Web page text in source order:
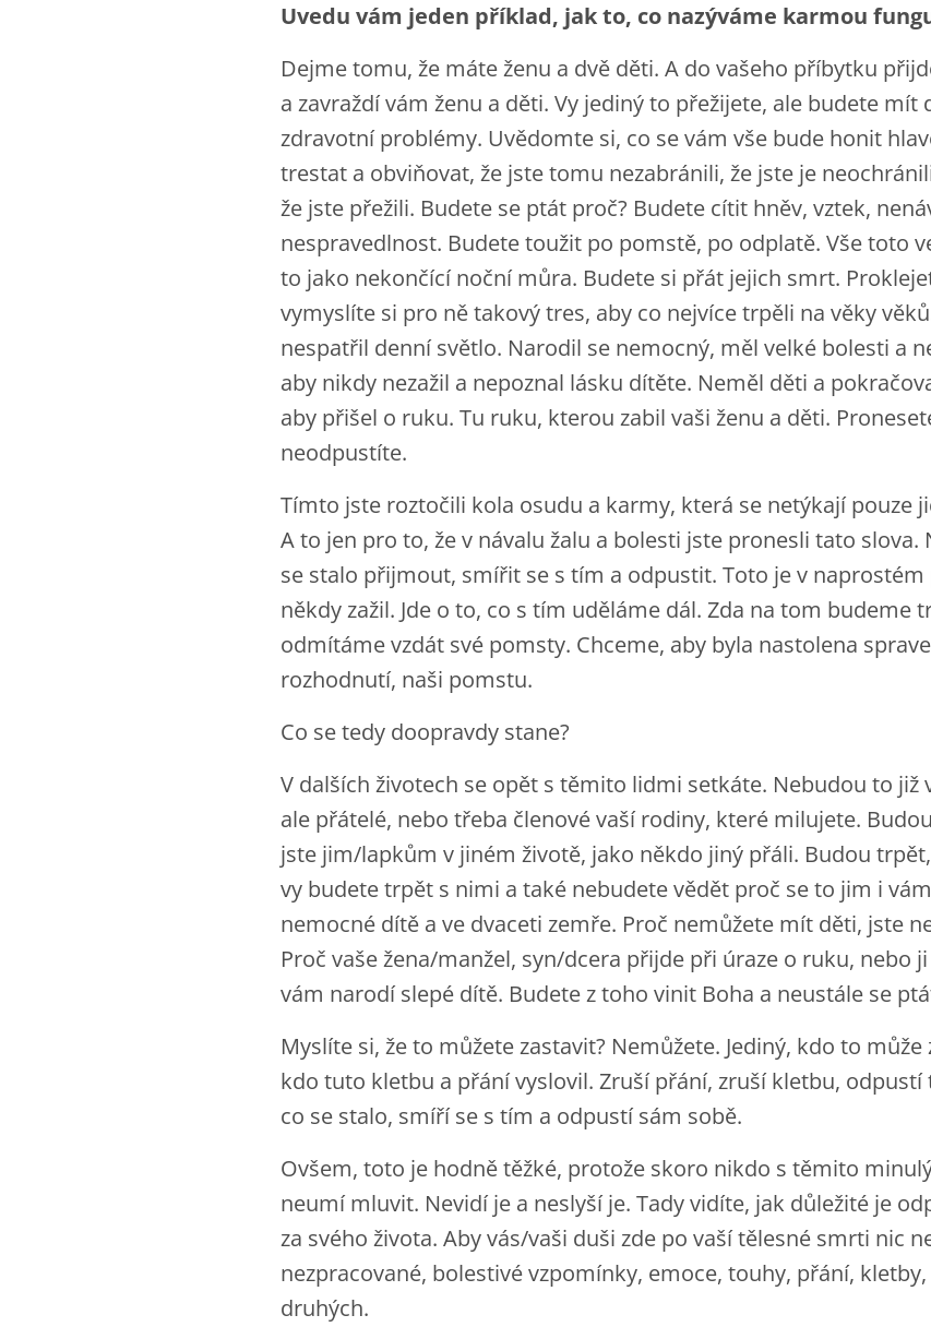
Uvedu vám jeden příklad, jak to, co nazýváme karmou
Dejme tomu, že máte ženu a dvě děti. A do vašeho příbytku
a zavraždí vám ženu a děti. Vy jediný to přežijete, ale budete mít
zdravotní problémy. Uvědomte si, co se vám vše bude honit
trestat a obviňovat, že jste tomu nezabránili, že jste je
že jste přežili. Budete se ptát proč? Budete cítit hněv, vztek,
nespravedlnost. Budete toužit po pomstě, po odplatě. Vše toto
to jako nekončící noční můra. Budete si přát jejich smrt.
vymyslíte si pro ně takový tres, aby co nejvíce trpěli na věky
nespatřil denní světlo. Narodil se nemocný, měl velké bolesti a
aby nikdy nezažil a nepoznal lásku dítěte. Neměl děti a
aby přišel o ruku. Tu ruku, kterou zabil vaši ženu a děti.
neodpustíte.
Tímto jste roztočili kola osudu a karmy, která se netýkají pouze
A to jen pro to, že v návalu žalu a bolesti jste pronesli tato slova.
se stalo přijmout, smířit se s tím a odpustit. Toto je v naprostém
někdy zažil. Jde o to, co s tím uděláme dál. Zda na tom budeme
odmítáme vzdát své pomsty. Chceme, aby byla nastolena
rozhodnutí, naši pomstu.
Co se tedy doopravdy stane?
V dalších životech se opět s těmito lidmi setkáte. Nebudou to již
ale přátelé, nebo třeba členové vaší rodiny, které milujete.
jste jim/lapkům v jiném životě, jako někdo jiný přáli. Budou
vy budete trpět s nimi a také nebudete vědět proč se to jim i
nemocné dítě a ve dvaceti zemře. Proč nemůžete mít děti, jste
Proč vaše žena/manžel, syn/dcera přijde při úraze o ruku, nebo
vám narodí slepé dítě. Budete z toho vinit Boha a neustále se
Myslíte si, že to můžete zastavit? Nemůžete. Jediný, kdo to
kdo tuto kletbu a přání vyslovil. Zruší přání, zruší kletbu,
co se stalo, smíří se s tím a odpustí sám sobě.
Ovšem, toto je hodně těžké, protože skoro nikdo s těmito
neumí mluvit. Nevidí je a neslyší je. Tady vidíte, jak důležité je
za svého života. Aby vás/vaši duši zde po vaší tělesné smrti nic
nezpracované, bolestivé vzpomínky, emoce, touhy, přání,
druhých.